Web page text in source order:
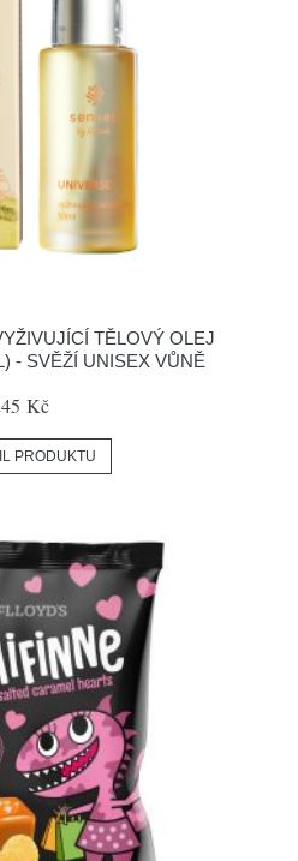
TĚLOVÝ OLEJ
- SVĚŽÍ UNISEX VŮNĚ
Kč
PRODUKTU